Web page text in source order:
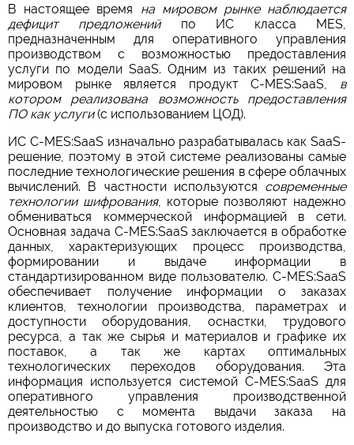
В настоящее время на мировом рынке наблюдается
дефицит предложенийпо ИС класса MES,
предназначенным для оперативного управления
производством с возможностью предоставления
услуги по модели SaaS. Одним из таких решений на
мировом рынке является продукт C-MES:SaaS, в
котором реализована возможность предоставления
ПО как услуги(с использованием ЦОД).
ИС C-MES:SaaS изначально разрабатывалась как SaaS-
решение, поэтому в этой системе реализованы самые
последние технологические решения в сфере облачных
вычислений. В частности используются современные
технологии шифрования, которые позволяют надежно
обмениваться коммерческой информацией в сети.
Основная задача C-MES:SaaS заключается в обработке
данных, характеризующих процесс производства,
формировании и выдаче информации в
стандартизированном виде пользователю. C-MES:SaaS
обеспечивает получение информации о заказах
клиентов, технологии производства, параметрах и
доступности оборудования, оснастки, трудового
ресурса, а так же сырья и материалов и графике их
поставок, а так же картах оптимальных
технологических переходов оборудования. Эта
информация используется системой C-MES:SaaS для
оперативного управления производственной
деятельностью с момента выдачи заказа на
производство и до выпуска готового изделия.